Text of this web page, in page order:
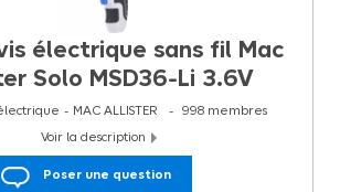
électrique sans fil Mac
Solo MSD36-Li 3.6V
MAC ALLISTER 998membres
Voir la description
le tournevis sans fil Mac Allister Solo MSD36-Li
Poser une question